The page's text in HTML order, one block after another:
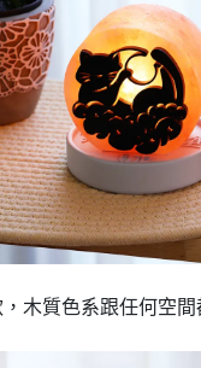
木質色系跟任何空間